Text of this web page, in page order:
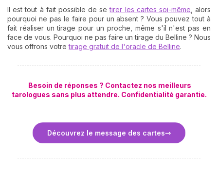
Il est tout à fait possible de setirer les cartes soi-même , alors
pourquoi ne pas le faire pour un absent ? Vous pouvez tout à
fait réaliser un tirage pour un proche, même s'il n'est pas en
face de vous. Pourquoi ne pas faire un tirage du Belline ? Nous
vous offrons votretirage gratuit de l'oracle de Belline.
Besoin de réponses ? Contactez nos meilleurs
tarologues sans plus attendre. Confidentialité garantie.
Découvrez le message des cartes